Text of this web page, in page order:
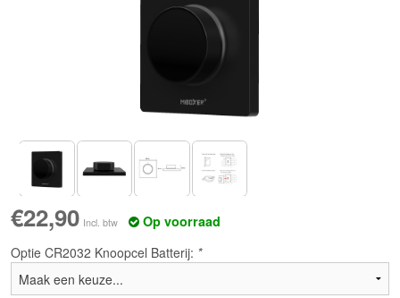
€22,90 Incl. btw
Op voorraad
Optie CR2032 Knoopcel Batterij: *